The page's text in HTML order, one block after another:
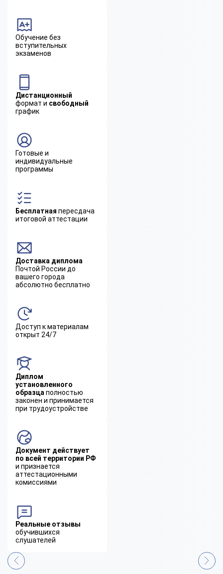
Обучение без
вступительных
экзаменов
Дистанционный
формат и свободный
график
Готовые и
индивидуальные
программы
Бесплатная пересдача
итоговой аттестации
Доставка диплома
Почтой России до
вашего города
абсолютно бесплатно
Доступ к материалам
открыт 24/7
Диплом
установленного
образца полностью
законен и принимается
при трудоустройстве
Документ действует
по всей территории РФ
и признается
аттестационными
комиссиями
Реальные отзывы
обучившихся
слушателей